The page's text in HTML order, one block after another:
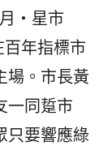
・星市
年指標市
場。市長黃
一同踅市
只要響應綠